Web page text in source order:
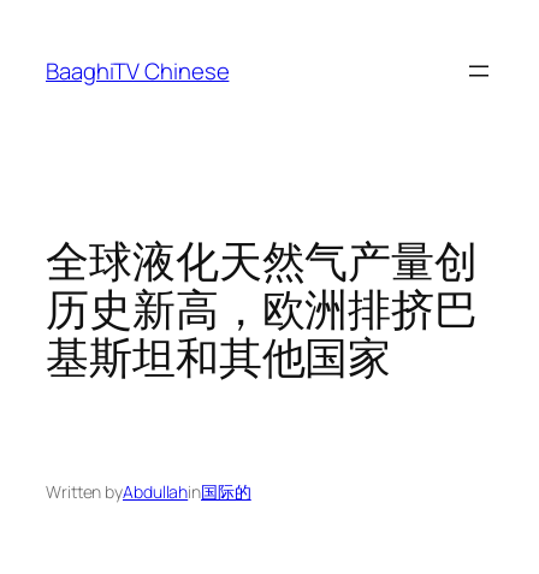
content
BaaghiTV Chinese
全球液化天然气产量创
历史新高，欧洲排挤巴
基斯坦和其他国家
Written byAbdullahin国际的